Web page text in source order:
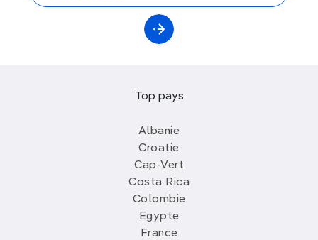
Top pays
Albanie
Croatie
Cap-Vert
Costa Rica
Colombie
Egypte
France